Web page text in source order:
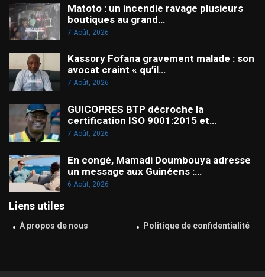
Matoto : un incendie ravage plusieurs
boutiques au grand…
7 Août, 2026
Kassory Fofana gravement malade : son
avocat craint « qu’il…
7 Août, 2026
GUICOPRES BTP décroche la
certification ISO 9001:2015 et…
7 Août, 2026
En congé, Mamadi Doumbouya adresse
un message aux Guinéens :…
6 Août, 2026
Liens utiles
À propos de nous Politique de confidentialité